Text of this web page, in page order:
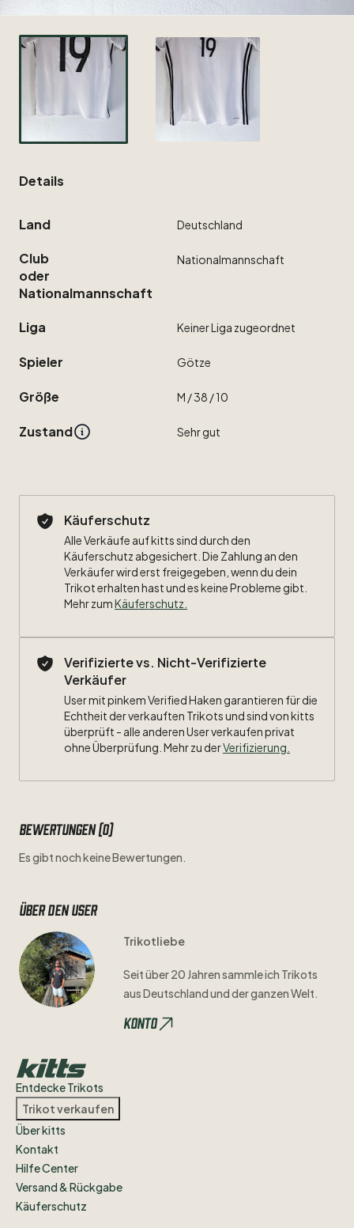
Details
Land Deutschland
Club
oder
Nationalmannschaft
Nationalmannschaft
Liga KeinerLiga zugeordnet
Spieler Götze
Größe M ​/​38 ​/​10
Zustand Sehrgut
Käuferschutz
Alle Verkäufe auf kitts sind durch den
Käuferschutz abgesichert. Die Zahlung an den
Verkäufer wird erst freigegeben, wenn du dein
Trikot erhalten hast und es keine Probleme gibt.
Mehr zumKäuferschutz
Verifizierte vs. Nicht-Verifizierte
Verkäufer
User mit pinkem Verified Haken garantieren für die
Echtheit der verkauften Trikots und sind von kitts
überprüft - alle anderen User verkaufen privat
ohne Überprüfung. Mehr zu derVerifizierung.
Bewertungen (0)
Es gibt noch keine Bewertungen.
Über den user
Trikotliebe
Seitüber20 Jahrensammleich Trikots
ausDeutschlandundderganzenWelt.
Konto
Entdecke Trikots
Trikot verkaufen
Über kitts
Kontakt
Hilfe Center
Versand & Rückgabe
Käuferschutz